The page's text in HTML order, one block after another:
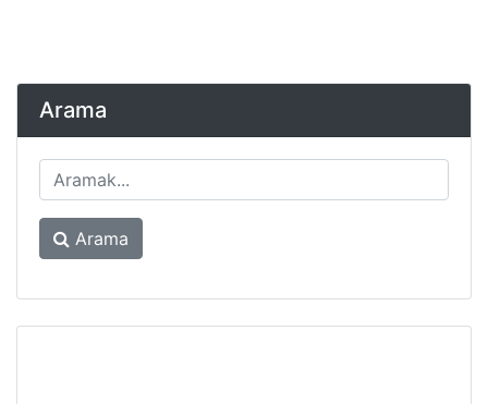
Arama
Arama